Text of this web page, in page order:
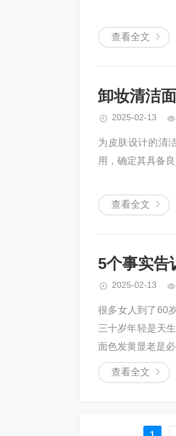
查看全文
卸妆清洁
2025-02-13
为皮肤设计的清
用，确定其具备
查看全文
5个事实告
2025-02-13
很多女人到了60
三十岁年轻是天
面色发黄显老是
查看全文